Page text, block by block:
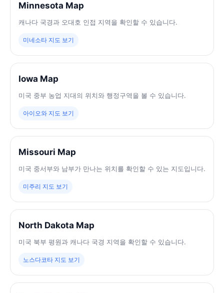
Minnesota Map
캐나다 국경과 오대호 인접 지역을 확인할 수 있습니다.
미네소타 지도 보기
Iowa Map
미국 중부 농업 지대의 위치와 행정구역을 볼 수 있습니다.
아이오와 지도 보기
Missouri Map
미국 중서부와 남부가 만나는 위치를 확인할 수 있는 지도입니다.
미주리 지도 보기
North Dakota Map
미국 북부 평원과 캐나다 국경 지역을 확인할 수 있습니다.
노스다코타 지도 보기